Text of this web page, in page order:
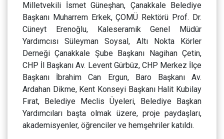
Milletvekili İsmet Güneşhan, Çanakkale Belediye
Başkanı Muharrem Erkek, ÇOMÜ Rektörü Prof. Dr.
Cüneyt Erenoğlu, Kaleseramik Genel Müdür
Yardımcısı Süleyman Soysal, Altı Nokta Körler
Derneği Çanakkale Şube Başkanı Nagihan Çetin,
CHP İl Başkanı Av. Levent Gürbüz, CHP Merkez İlçe
Başkanı İbrahim Can Ergun, Baro Başkanı Av.
Ardahan Dikme, Kent Konseyi Başkanı Halit Kubilay
Fırat, Belediye Meclis Üyeleri, Belediye Başkan
Yardımcıları başta olmak üzere, proje paydaşları,
akademisyenler, öğrenciler ve hemşehriler katıldı.